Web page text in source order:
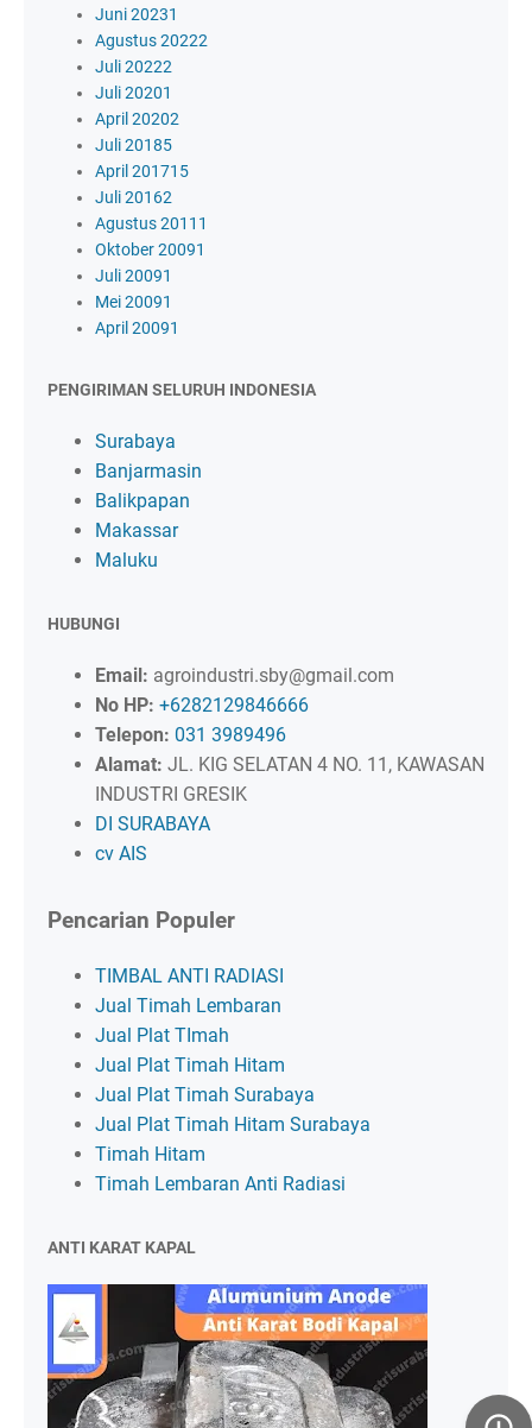
Juni 20231
Agustus 20222
Juli 20222
Juli 20201
April 20202
Juli 20185
April 201715
Juli 20162
Agustus 2011 1
Oktober 20091
Juli 20091
Mei 20091
April 20091
PENGIRIMAN SELURUH INDONESIA
Surabaya
Banjarmasin
Balikpapan
Makassar
Maluku
HUBUNGI
Email: agroindustri.sby@gmail.com
No HP: +6282129846666
Telepon: 031 3989496
Alamat: JL. KIG SELATAN 4 NO. 11, KAWASAN
INDUSTRI GRESIK
DI SURABAYA
cv AIS
Pencarian Populer
TIMBAL ANTI RADIASI
Jual Timah Lembaran
Jual Plat TImah
Jual Plat Timah Hitam
Jual Plat Timah Surabaya
Jual Plat Timah Hitam Surabaya
Timah Hitam
Timah Lembaran Anti Radiasi
ANTI KARAT KAPAL